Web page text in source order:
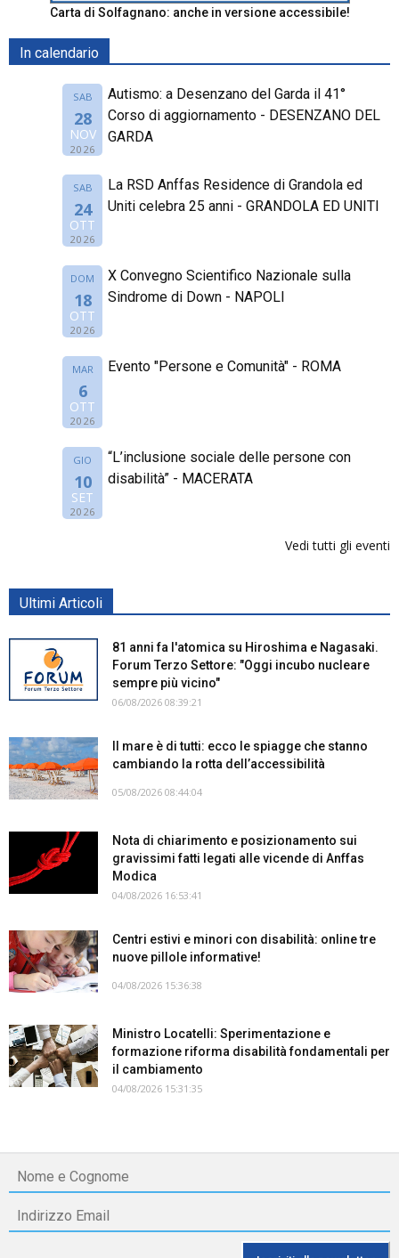
Carta di Solfagnano: anche in versione accessibile!
In calendario
SAB
28
NOV
2026
Autismo: a Desenzano del Garda il 41°
Corso di aggiornamento - DESENZANO DEL
GARDA
SAB
24
OTT
2026
La RSD Anffas Residence di Grandola ed
Uniti celebra 25 anni - GRANDOLA ED UNITI
DOM
18
OTT
2026
X Convegno Scientifico Nazionale sulla
Sindrome di Down - NAPOLI
MAR
6
OTT
2026
Evento "Persone e Comunità" - ROMA
GIO
10
SET
2026
“L’inclusione sociale delle persone con
disabilità” - MACERATA
Vedi tutti gli eventi
Ultimi Articoli
81 anni fa l'atomica su Hiroshima e Nagasaki.
Forum Terzo Settore: "Oggi incubo nucleare
sempre più vicino"
06/08/2026 08:39:21
Il mare è di tutti: ecco le spiagge che stanno
cambiando la rotta dell’accessibilità
05/08/2026 08:44:04
Nota di chiarimento e posizionamento sui
gravissimi fatti legati alle vicende di Anffas
Modica
04/08/2026 16:53:41
Centri estivi e minori con disabilità: online tre
nuove pillole informative!
04/08/2026 15:36:38
Ministro Locatelli: Sperimentazione e
formazione riforma disabilità fondamentali per
il cambiamento
04/08/2026 15:31:35